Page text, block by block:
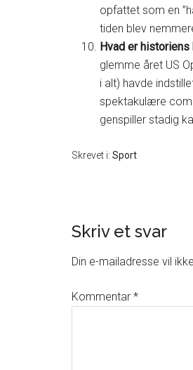
opfattet som en
tiden blev
Hvad er
glemme året US
i alt) havde
spektakulære
genspiller stadig
Skrevet i: Sport
Skriv et svar
Din e-mailadresse vil
Kommentar *